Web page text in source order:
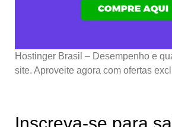
Hostinger Brasil – Desempenho e
site. Aproveite agora com ofertas